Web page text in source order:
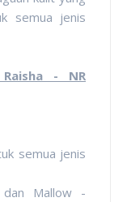
semua jenis
- NR
semua jenis
dan Mallow -